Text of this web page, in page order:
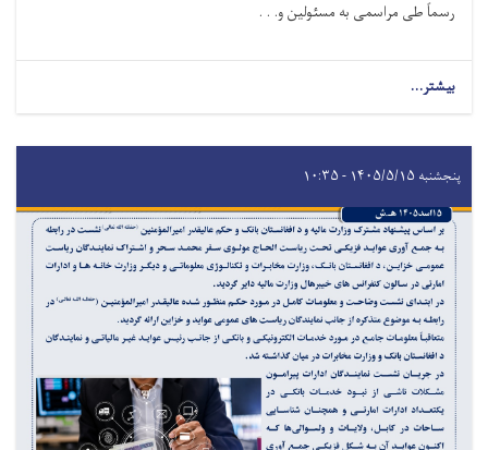
رسماً طی مراسمی به مسئولین و. . .
بیشتر...
پنجشنبه ۱۴۰۵/۵/۱۵ - ۱۰:۳۵